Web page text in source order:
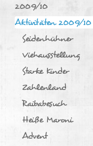
2009/10
Aktivitäten 2009/10
Seidenhühner
Viehausstellung
Starke Kinder
Zahlenland
Raibabesuch
Heiße Maroni
Advent